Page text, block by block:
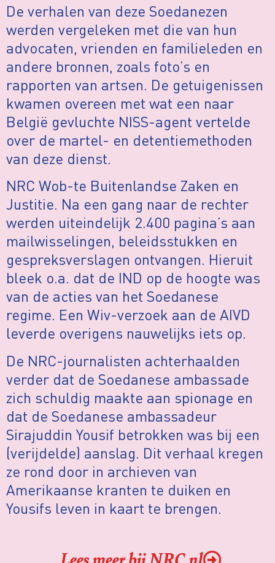
De verhalen van deze Soedanezen
werden vergeleken met die van hun
advocaten, vrienden en familieleden en
andere bronnen, zoals foto’s en
rapporten van artsen. De getuigenissen
kwamen overeen met wat een naar
België gevluchte NISS-agent vertelde
over de martel- en detentiemethoden
van deze dienst.
NRC Wob-te Buitenlandse Zaken en
Justitie. Na een gang naar de rechter
werden uiteindelijk 2.400 pagina’s aan
mailwisselingen, beleidsstukken en
gespreksverslagen ontvangen. Hieruit
bleek o.a. dat de IND op de hoogte was
van de acties van het Soedanese
regime. Een Wiv-verzoek aan de AIVD
leverde overigens nauwelijks iets op.
De NRC-journalisten achterhaalden
verder dat de Soedanese ambassade
zich schuldig maakte aan spionage en
dat de Soedanese ambassadeur
Sirajuddin Yousif betrokken was bij een
(verijdelde) aanslag. Dit verhaal kregen
ze rond door in archieven van
Amerikaanse kranten te duiken en
Yousifs leven in kaart te brengen.